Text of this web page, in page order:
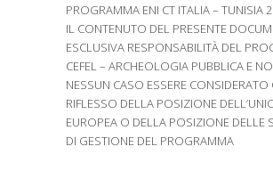
PROGRAMMA ENI CT ITALIA – TUNISIA
IL CONTENUTO DEL PRESENTE
ESCLUSIVA RESPONSABILITÀ DEL
CEFEL – ARCHEOLOGIA PUBBLICA E
NESSUN CASO ESSERE CONSIDERATO
RIFLESSO DELLA POSIZIONE
EUROPEA O DELLA POSIZIONE DELLE
DI GESTIONE DEL PROGRAMMA